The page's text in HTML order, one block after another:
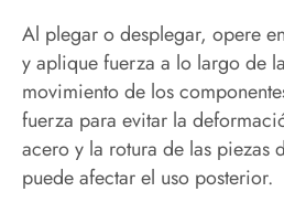
Al plegar o desplegar, opere
y aplique fuerza a lo largo de
movimiento de los
fuerza para evitar la
acero y la rotura de las piezas
puede afectar el uso posterior.